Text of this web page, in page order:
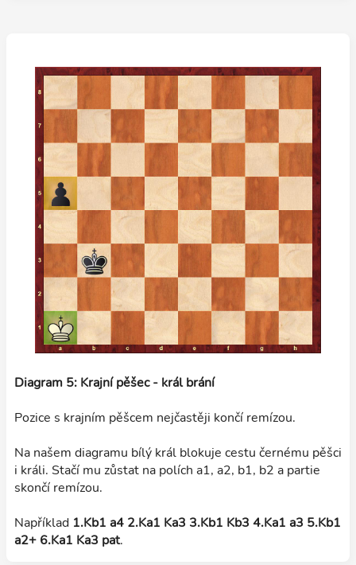
Diagram 5: Krajní pěšec - král brání
Pozice s krajním pěšcem nejčastěji končí remízou.
Na našem diagramu bílý král blokuje cestu černému pěšci
i králi. Stačí mu zůstat na polích a1, a2, b1, b2 a partie
skončí remízou.
Například 1.Kb1 a4 2.Ka1 Ka3 3.Kb1 Kb3 4.Ka1 a3 5.Kb1
a2+ 6.Ka1 Ka3 pat.